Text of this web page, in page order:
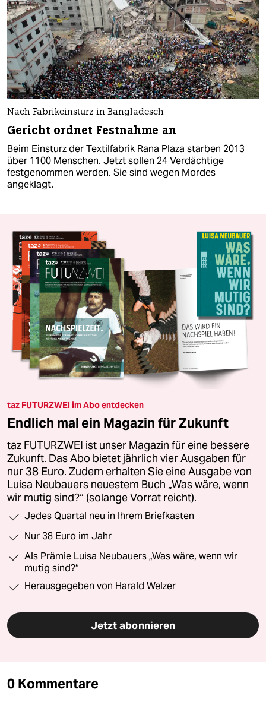
Nach Fabrikeinsturz in Bangladesch
Gericht ordnet Festnahme an
Beim Einsturz der Textilfabrik Rana Plaza starben 2013
über 1100 Menschen. Jetzt sollen 24 Verdächtige
festgenommen werden. Sie sind wegen Mordes
angeklagt.
taz FUTURZWEI im Abo entdecken
Endlich mal ein Magazin für Zukunft
taz FUTURZWEI ist unser Magazin für eine bessere
Zukunft. Das Abo bietet jährlich vier Ausgaben für
nur 38 Euro. Zudem erhalten Sie eine Ausgabe von
Luisa Neubauers neuestem Buch „Was wäre, wenn
wir mutig sind?“ (solange Vorrat reicht).
Jedes Quartal neu in Ihrem Briefkasten
Nur 38 Euro im Jahr
Als Prämie Luisa Neubauers „Was wäre, wenn wir
mutig sind?“
Herausgegeben von Harald Welzer
Jetzt abonnieren
0 Kommentare